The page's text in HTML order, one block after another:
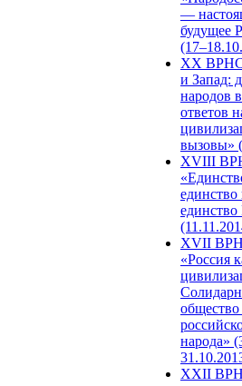
—
будущее
XX ВРНС
и Запад:
народов
ответов
вызовы»
XVIII
единство
единство
XVII
«Россия
народа»
XXII